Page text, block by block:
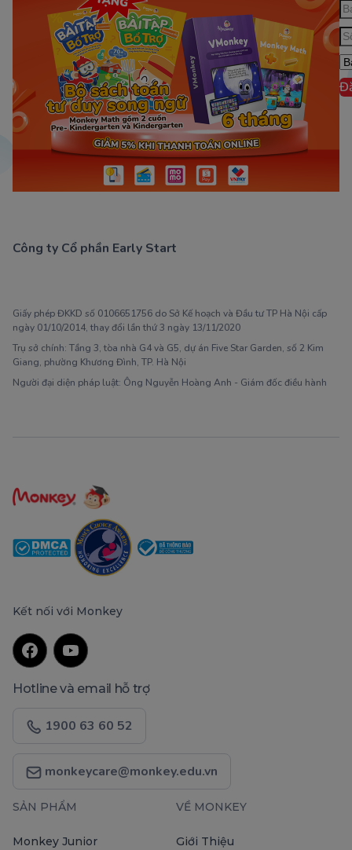
Công ty Cổ phần Early Start
Giấy phép ĐKKD số 0106651756 do Sở Kế hoạch và Đầu tư TP Hà Nội cấp
ngày 01/10/2014, thay đổi lần thứ 3 ngày 13/11/2020
Trụ sở chính: Tầng 3, tòa nhà G4 và G5, dự án Five Star Garden, số 2 Kim
Giang, phường Khương Đình, TP. Hà Nội
Người đại diện pháp luật: Ông Nguyễn Hoàng Anh - Giám đốc điều hành
Kết nối với Monkey
Hotline và email hỗ trợ
1900 63 60 52
monkeycare@monkey.edu.vn
SẢN PHẨM
Monkey Junior
VỀ MONKEY
Giới Thiệu